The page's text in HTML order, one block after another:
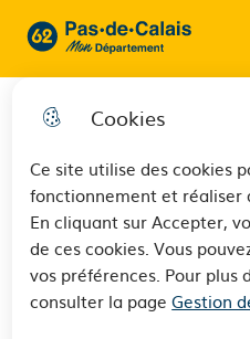
Cookies
Ce site utilise des cookies
fonctionnement et réaliser
En cliquant sur Accepter,
de ces cookies. Vous
vos préférences. Pour
consulter la pageGestion
62 - Pas-de-Calais Mon
Expression
politiques